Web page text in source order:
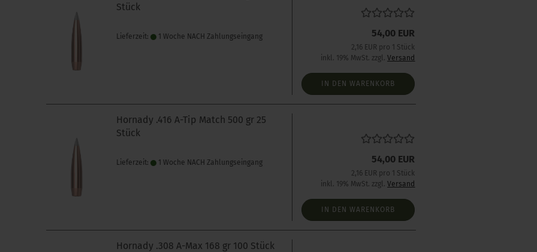
Stück
Lieferzeit: 1 Woche NACH Zahlungseingang 54,00 EUR
2,16 EUR pro 1 Stück
inkl. 19% MwSt. zzgl.Versand
IN DEN WARENKORB
Hornady .416 A-Tip Match 500 gr 25
Stück
Lieferzeit: 1 Woche NACH Zahlungseingang 54,00 EUR
2,16 EUR pro 1 Stück
inkl. 19% MwSt. zzgl.Versand
IN DEN WARENKORB
Hornady .308 A-Max 168 gr 100 Stück